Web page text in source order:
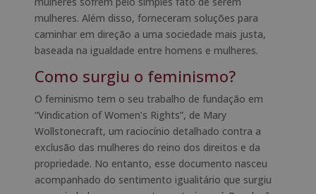
mulheres. Além disso, forneceram soluções para
caminhar em direção a uma sociedade mais justa,
baseada na igualdade entre homens e mulheres.
Como surgiu o feminismo?
O feminismo tem o seu trabalho de fundação em
“Vindication of Women’s Rights”, de Mary
Wollstonecraft, um raciocínio detalhado contra a
exclusão das mulheres do reino dos direitos e da
propriedade. No entanto, esse documento nasceu
acompanhado do sentimento igualitário que surgiu